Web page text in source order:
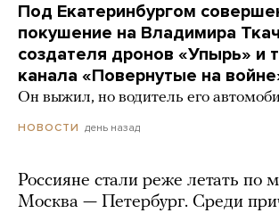
Под Екатеринбургом
покушение на Владимира
создателя дронов «Упырь» и
канала «Повернутые на
Он выжил, но водитель его
НОВОСТИ день назад
Россияне стали реже летать по
Москва — Петербург. Среди